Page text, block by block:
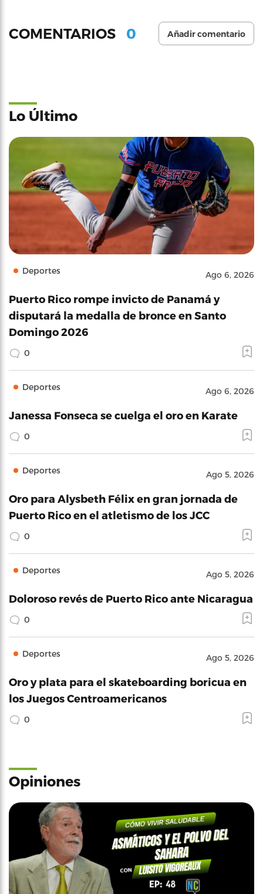
COMENTARIOS 0 Añadir comentario
Lo Último
Deportes Ago 6, 2026
Puerto Rico rompe invicto de Panamá y
disputará la medalla de bronce en Santo
Domingo 2026
0
Deportes Ago 6, 2026
Janessa Fonseca se cuelga el oro en Karate
0
Deportes Ago 5, 2026
Oro para Alysbeth Félix en gran jornada de
Puerto Rico en el atletismo de los JCC
0
Deportes Ago 5, 2026
Doloroso revés de Puerto Rico ante Nicaragua
0
Deportes Ago 5, 2026
Oro y plata para el skateboarding boricua en
los Juegos Centroamericanos
0
Opiniones